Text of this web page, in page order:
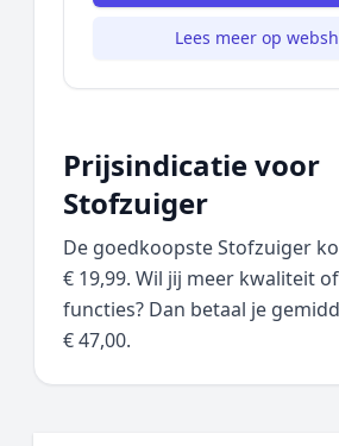
Lees meer op
Prijsindicatie voor
Stofzuiger
De goedkoopste Stofzuiger
€ 19,99. Wil jij meer kwaliteit
functies? Dan betaal je
€ 47,00.